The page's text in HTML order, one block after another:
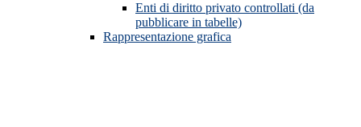
Enti di diritto privato controllati (da
pubblicare in tabelle)
Rappresentazione grafica